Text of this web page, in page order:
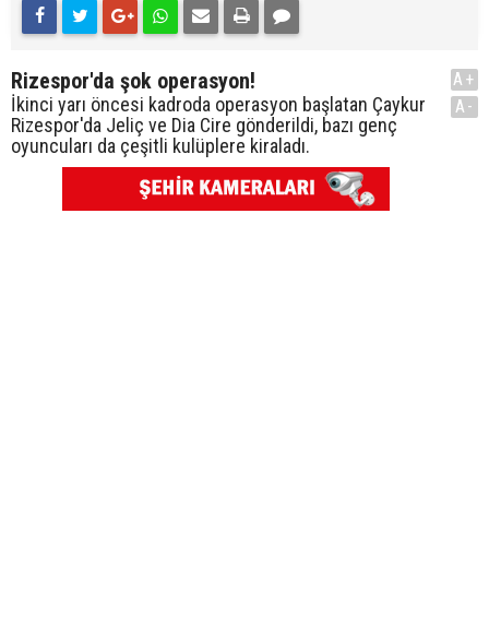
Rizespor'da şok operasyon!
İkinci yarı öncesi kadroda operasyon başlatan Çaykur
Rizespor'da Jeliç ve Dia Cire gönderildi, bazı genç
oyuncuları da çeşitli kulüplere kiraladı.
A+
A-